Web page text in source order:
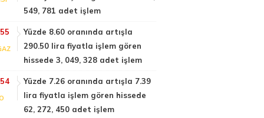
549, 781 adet işlem
Yüzde 8.60 oranında artışla
290.50 lira fiyatla işlem gören
hissede 3, 049, 328 adet işlem
Yüzde 7.26 oranında artışla 7.39
lira fiyatla işlem gören hissede
62, 272, 450 adet işlem